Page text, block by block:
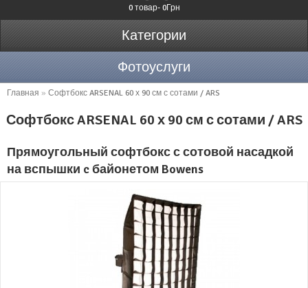
0 товар- 0Грн
Категории
Фотоуслуги
Главная » Софтбокс ARSENAL 60 х 90 см с сотами / ARS
Софтбокс ARSENAL 60 х 90 см с сотами / ARS
Прямоугольный софтбокс с сотовой насадкой
на вспышки c байонетом Bowens